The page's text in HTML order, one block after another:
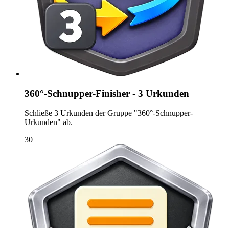
360°-Schnupper-Finisher - 3 Urkunden
Schließe 3 Urkunden der Gruppe "360°-Schnupper-
Urkunden" ab.
30